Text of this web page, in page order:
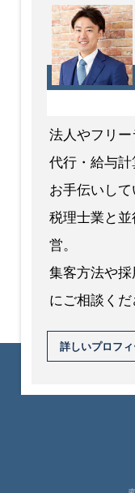
法人やフリ
代行・給与
お手伝いして
税理士業と
営。
集客方法や
にご相談くだ
詳しいプロフ